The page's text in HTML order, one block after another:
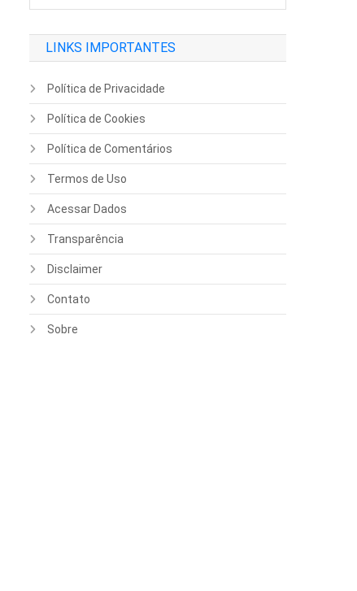
LINKS IMPORTANTES
Política de Privacidade
Política de Cookies
Política de Comentários
Termos de Uso
Acessar Dados
Transparência
Disclaimer
Contato
Sobre